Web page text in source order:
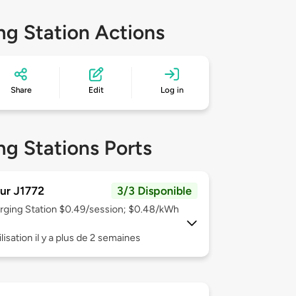
Station Actions
Share Edit Log in
Stations Ports
J1772 3/3 Disponible
Station $0.49/session; $0.48/kWh
il y a plus de 2 semaines